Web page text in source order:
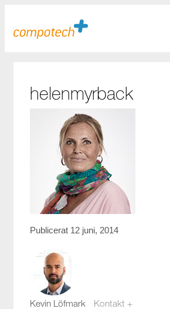
helenmyrback
Publicerat 12 juni, 2014
Kevin Löfmark Kontakt +